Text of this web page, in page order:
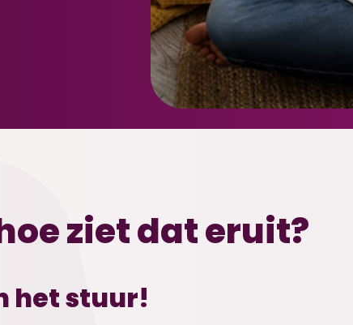
ziet dat eruit?
het stuur!